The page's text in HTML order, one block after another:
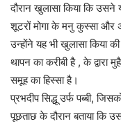
दौरान खुलासा किया कि उसने
शूटरों मोगा के मनु कुस्सा और
उन्होंने यह भी खुलासा किया
थापन का करीबी है , के द्वारा
समूह का हिस्सा है।
प्रभदीप सिद्धू उर्फ पब्बी,
पूछताछ के दौरान बताया कि